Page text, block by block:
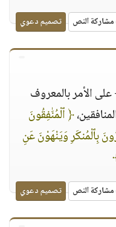
مشاركة النص تصميم دعوي
الأمر بالمعروف
﴿ ٱلْمُنَٰفِقُونَ
بِٱلْمُنكَرِ وَيَنْهَوْنَ عَنِ
مشاركة النص تصميم دعوي